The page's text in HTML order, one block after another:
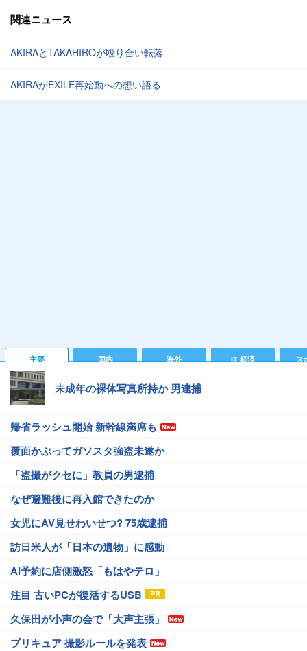
関連ニュース
AKIRAとTAKAHIROが殴り合い転落
AKIRAがEXILE再始動への想い語る
主要 国内 海外 IT 経済 ス
未成年の裸体写真所持か 男逮捕
帰省ラッシュ開始 新幹線満席も
覆面かぶってガソスタ強盗未遂か
「盗撮がクセに」教員の男逮捕
なぜ避難後に再入館できたのか
女児にAV見せわいせつ? 75歳逮捕
訪日米人が「日本の遺物」に感動
AI予約に店側激怒「もはやテロ」
注目 古いPCが復活するUSB
久保田が小声の会で「大声主張」
プリキュア 撮影ルールを発表